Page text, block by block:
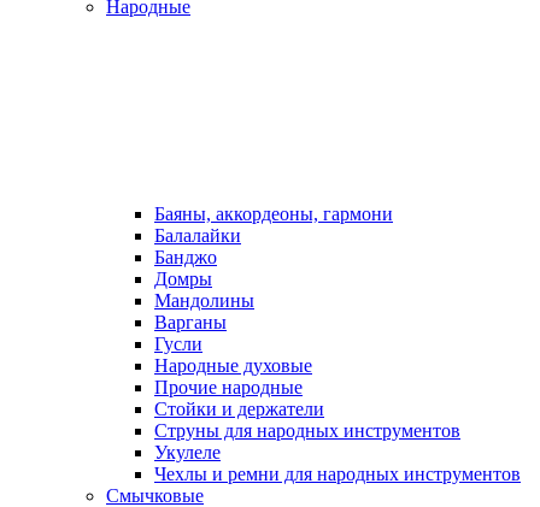
Народные
Баяны, аккордеоны, гармони
Балалайки
Банджо
Домры
Мандолины
Варганы
Гусли
Народные духовые
Прочие народные
Стойки и держатели
Струны для народных инструментов
Укулеле
Чехлы и ремни для народных инструментов
Смычковые